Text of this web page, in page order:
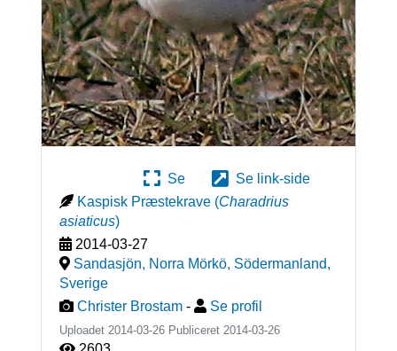
Se
Se link-side
Kaspisk Præstekrave (Charadrius
asiaticus)
2014-03-27
Sandasjön, Norra Mörkö, Södermanland,
Sverige
Christer Brostam - Se profil
Uploadet 2014-03-26 Publiceret 2014-03-26